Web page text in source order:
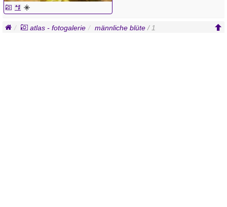
atlas - fotogalerie männliche blüte / 1